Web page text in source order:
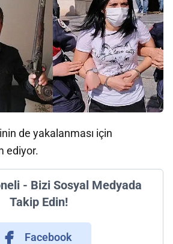
de yakalanması için
ediyor.
- Bizi Sosyal Medyada
Takip Edin!
Facebook